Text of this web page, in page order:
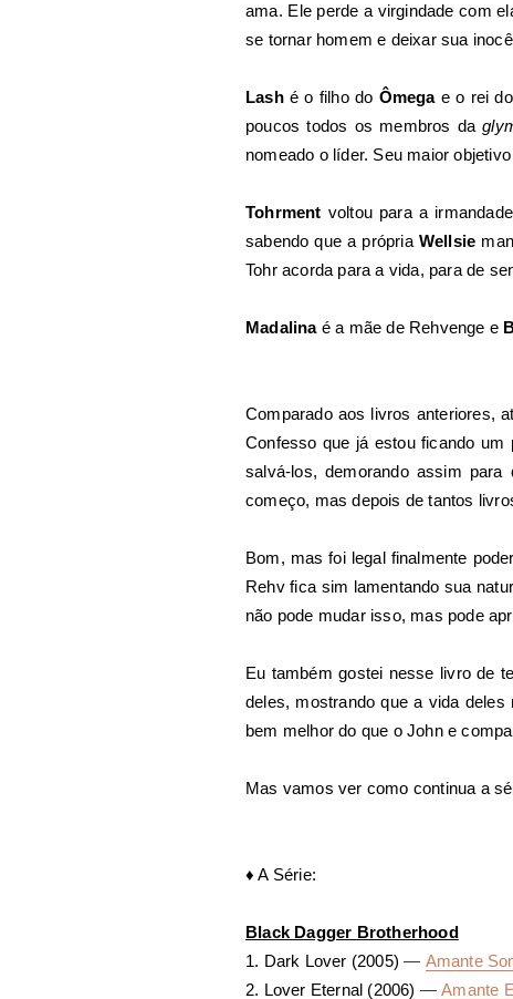
ama. Ele perde a virgindade com
se tornar homem e deixar sua
Lashé o filho do Ômegae o rei
poucos todos os membros da
nomeado o líder. Seu maior
Tohrment voltou para a
sabendo que a própria Wellsie
Tohr acorda para a vida, para de
Madalinaé a mãe de Rehvenge e
Comparado aos livros anteriores,
Confesso que já estou ficando
salvá-los, demorando assim
começo, mas depois de tantos
Bom, mas foi legal finalmente
Rehv fica sim lamentando sua
não pode mudar isso, mas pode
Eu também gostei nesse livro de
deles, mostrando que a vida
bem melhor do que o John e
Mas vamos ver como continua a
♦ A Série:
Black Dagger Brotherhood
1. Dark Lover (2005)— Amante
2. Lover Eternal (2006) — Amante